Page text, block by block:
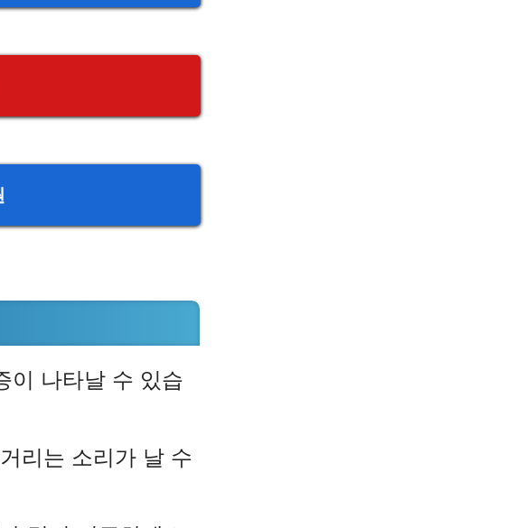
이 나타날 수 있습
리는 소리가 날 수